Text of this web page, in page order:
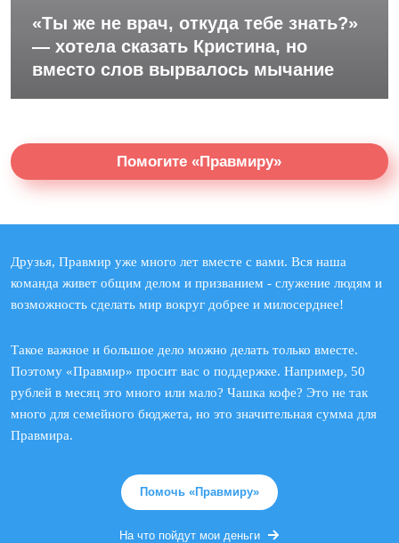
«Ты же не врач, откуда тебе знать?»
— хотела сказать Кристина, но
вместо слов вырвалось мычание
Помогите «Правмиру»
Друзья, Правмир уже много лет вместе с вами. Вся наша
команда живет общим делом и призванием - служение людям и
возможность сделать мир вокруг добрее и милосерднее!
Такое важное и большое дело можно делать только вместе.
Поэтому «Правмир» просит вас о поддержке. Например, 50
рублей в месяц это много или мало? Чашка кофе? Это не так
много для семейного бюджета, но это значительная сумма для
Правмира.
Помочь «Правмиру»
На что пойдут мои деньги